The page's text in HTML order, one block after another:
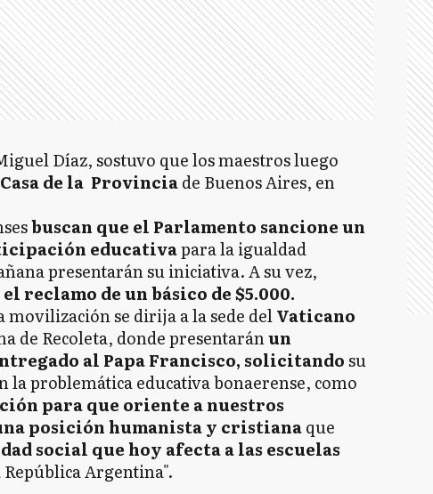
Díaz, sostuvo que los maestros luego
de la Provinciade Buenos Aires, en
buscan que el Parlamento sancione un
educativapara la igualdad
presentarán su iniciativa. A su vez,
reclamo de un básico de $5.000.
movilización se dirija a la sede delVaticano
de Recoleta, donde presentaránun
al Papa Francisco, solicitandosu
la problemática educativa bonaerense, como
para que oriente a nuestros
posición humanista y cristianaque
social que hoy afecta a las escuelas
Argentina".